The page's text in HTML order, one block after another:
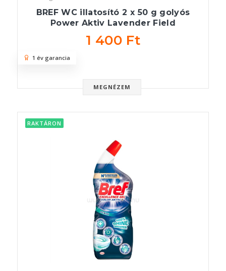
BREF WC illatosító 2 x 50 g golyós
Power Aktiv Lavender Field
1 400 Ft
MEGNÉZEM
1 év garancia
RAKTÁRON